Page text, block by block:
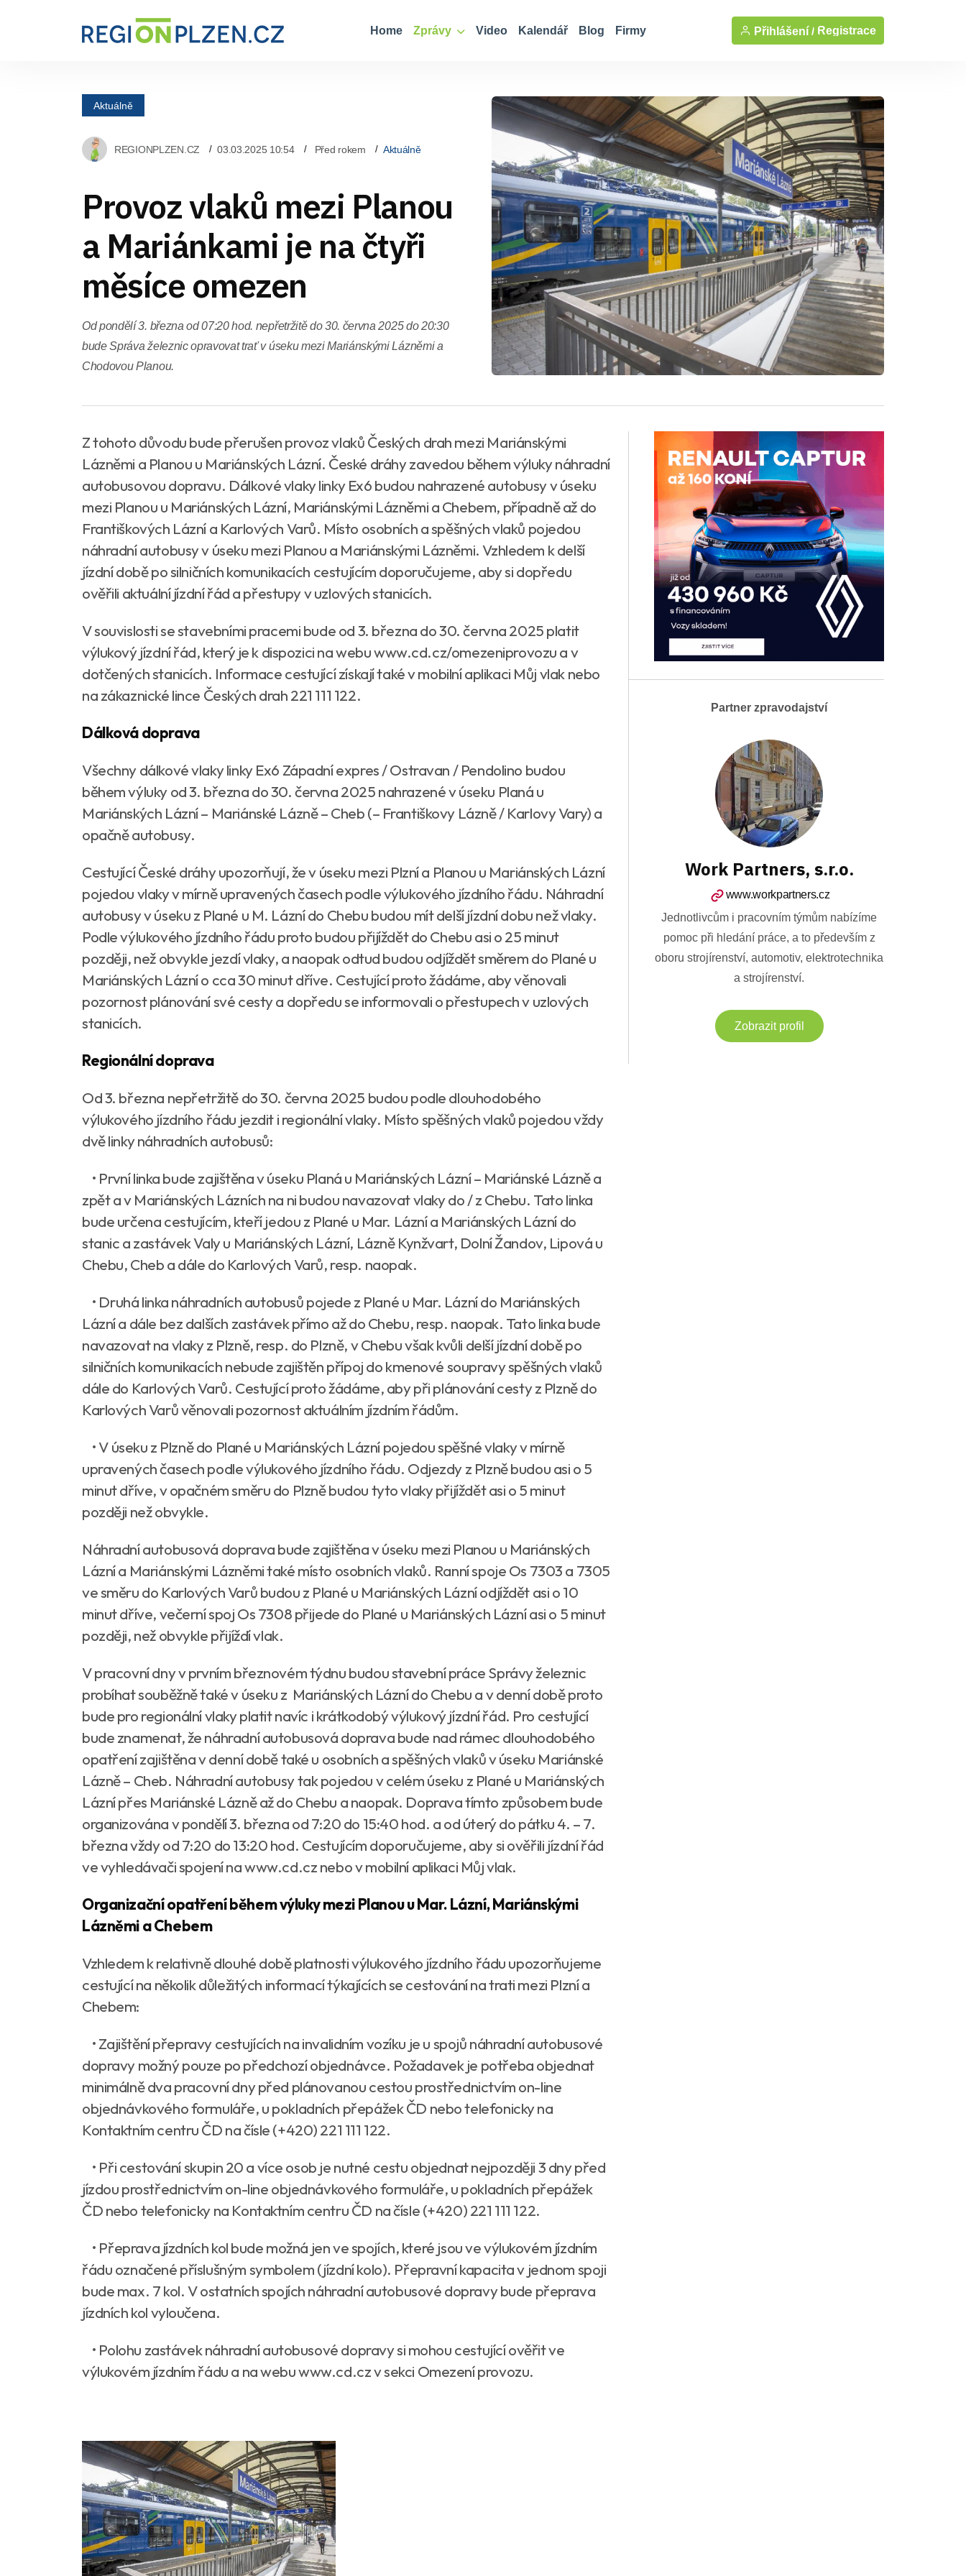
Home Zprávy Video Kalendář Blog Firmy Přihlášení / Registrace
Aktuálně
REGIONPLZEN.CZ 03.03.2025 10:54 Před rokem Aktuálně
Provoz vlaků mezi Planou
a Mariánkami je na čtyři
měsíce omezen
Od pondělí 3. března od 07:20 hod. nepřetržitě do 30. června 2025 do 20:30
bude Správa železnic opravovat trať v úseku mezi Mariánskými Lázněmi a
Chodovou Planou.
Z tohoto důvodu bude přerušen provoz vlaků Českých drah mezi Mariánskými
Lázněmi a Planou u Mariánských Lázní. České dráhy zavedou během výluky náhradní
autobusovou dopravu. Dálkové vlaky linky Ex6 budou nahrazené autobusy v úseku
mezi Planou u Mariánských Lázní, Mariánskými Lázněmi a Chebem, případně až do
Františkových Lázní a Karlových Varů. Místo osobních a spěšných vlaků pojedou
náhradní autobusy v úseku mezi Planou a Mariánskými Lázněmi. Vzhledem k delší
jízdní době po silničních komunikacích cestujícím doporučujeme, aby si dopředu
ověřili aktuální jízdní řád a přestupy v uzlových stanicích.
V souvislosti se stavebními pracemi bude od 3. března do 30. června 2025 platit
výlukový jízdní řád, který je k dispozici na webu www.cd.cz/omezeniprovozu a v
dotčených stanicích. Informace cestující získají také v mobilní aplikaci Můj vlak nebo
na zákaznické lince Českých drah 221 111 122.
Dálková doprava
Všechny dálkové vlaky linky Ex6 Západní expres / Ostravan / Pendolino budou
během výluky od 3. března do 30. června 2025 nahrazené v úseku Planá u
Mariánských Lázní – Mariánské Lázně – Cheb (– Františkovy Lázně / Karlovy Vary) a
opačně autobusy.
Cestující České dráhy upozorňují, že v úseku mezi Plzní a Planou u Mariánských Lázní
pojedou vlaky v mírně upravených časech podle výlukového jízdního řádu. Náhradní
autobusy v úseku z Plané u M. Lázní do Chebu budou mít delší jízdní dobu než vlaky.
Podle výlukového jízdního řádu proto budou přijíždět do Chebu asi o 25 minut
později, než obvykle jezdí vlaky, a naopak odtud budou odjíždět směrem do Plané u
Mariánských Lázní o cca 30 minut dříve. Cestující proto žádáme, aby věnovali
pozornost plánování své cesty a dopředu se informovali o přestupech v uzlových
stanicích.
Regionální doprava
Od 3. března nepřetržitě do 30. června 2025 budou podle dlouhodobého
výlukového jízdního řádu jezdit i regionální vlaky. Místo spěšných vlaků pojedou vždy
dvě linky náhradních autobusů:
• První linka bude zajištěna v úseku Planá u Mariánských Lázní – Mariánské Lázně a
zpět a v Mariánských Lázních na ni budou navazovat vlaky do / z Chebu. Tato linka
bude určena cestujícím, kteří jedou z Plané u Mar. Lázní a Mariánských Lázní do
stanic a zastávek Valy u Mariánských Lázní, Lázně Kynžvart, Dolní Žandov, Lipová u
Chebu, Cheb a dále do Karlových Varů, resp. naopak.
• Druhá linka náhradních autobusů pojede z Plané u Mar. Lázní do Mariánských
Lázní a dále bez dalších zastávek přímo až do Chebu, resp. naopak. Tato linka bude
navazovat na vlaky z Plzně, resp. do Plzně, v Chebu však kvůli delší jízdní době po
silničních komunikacích nebude zajištěn přípoj do kmenové soupravy spěšných vlaků
dále do Karlových Varů. Cestující proto žádáme, aby při plánování cesty z Plzně do
Karlových Varů věnovali pozornost aktuálním jízdním řádům.
• V úseku z Plzně do Plané u Mariánských Lázní pojedou spěšné vlaky v mírně
upravených časech podle výlukového jízdního řádu. Odjezdy z Plzně budou asi o 5
minut dříve, v opačném směru do Plzně budou tyto vlaky přijíždět asi o 5 minut
později než obvykle.
Náhradní autobusová doprava bude zajištěna v úseku mezi Planou u Mariánských
Lázní a Mariánskými Lázněmi také místo osobních vlaků. Ranní spoje Os 7303 a 7305
ve směru do Karlových Varů budou z Plané u Mariánských Lázní odjíždět asi o 10
minut dříve, večerní spoj Os 7308 přijede do Plané u Mariánských Lázní asi o 5 minut
později, než obvykle přijíždí vlak.
V pracovní dny v prvním březnovém týdnu budou stavební práce Správy železnic
probíhat souběžně také v úseku z Mariánských Lázní do Chebu a v denní době proto
bude pro regionální vlaky platit navíc i krátkodobý výlukový jízdní řád. Pro cestující
bude znamenat, že náhradní autobusová doprava bude nad rámec dlouhodobého
opatření zajištěna v denní době také u osobních a spěšných vlaků v úseku Mariánské
Lázně – Cheb. Náhradní autobusy tak pojedou v celém úseku z Plané u Mariánských
Lázní přes Mariánské Lázně až do Chebu a naopak. Doprava tímto způsobem bude
organizována v pondělí 3. března od 7:20 do 15:40 hod. a od úterý do pátku 4. – 7.
března vždy od 7:20 do 13:20 hod. Cestujícím doporučujeme, aby si ověřili jízdní řád
ve vyhledávači spojení na www.cd.cz nebo v mobilní aplikaci Můj vlak.
Organizační opatření během výluky mezi Planou u Mar. Lázní, Mariánskými
Lázněmi a Chebem
Vzhledem k relativně dlouhé době platnosti výlukového jízdního řádu upozorňujeme
cestující na několik důležitých informací týkajících se cestování na trati mezi Plzní a
Chebem:
• Zajištění přepravy cestujících na invalidním vozíku je u spojů náhradní autobusové
dopravy možný pouze po předchozí objednávce. Požadavek je potřeba objednat
minimálně dva pracovní dny před plánovanou cestou prostřednictvím on-line
objednávkového formuláře, u pokladních přepážek ČD nebo telefonicky na
Kontaktním centru ČD na čísle (+420) 221 111 122.
• Při cestování skupin 20 a více osob je nutné cestu objednat nejpozději 3 dny před
jízdou prostřednictvím on-line objednávkového formuláře, u pokladních přepážek
ČD nebo telefonicky na Kontaktním centru ČD na čísle (+420) 221 111 122.
• Přeprava jízdních kol bude možná jen ve spojích, které jsou ve výlukovém jízdním
řádu označené příslušným symbolem (jízdní kolo). Přepravní kapacita v jednom spoji
bude max. 7 kol. V ostatních spojích náhradní autobusové dopravy bude přeprava
jízdních kol vyloučena.
• Polohu zastávek náhradní autobusové dopravy si mohou cestující ověřit ve
výlukovém jízdním řádu a na webu www.cd.cz v sekci Omezení provozu.
Partner zpravodajství
Work Partners, s.r.o.
www.workpartners.cz
Jednotlivcům i pracovním týmům nabízíme
pomoc při hledání práce, a to především z
oboru strojírenství, automotiv, elektrotechnika
a strojírenství.
Zobrazit profil